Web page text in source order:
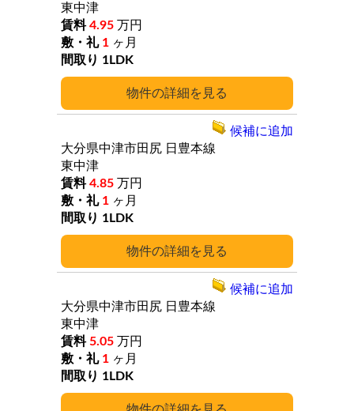
詳細
東中津
4.95 万円
1 ヶ月
1LDK
詳細
大分県中津市田尻 日豊本線
東中津
4.85 万円
1 ヶ月
1LDK
候補に追加
大分県中津市田尻 日豊本線
東中津
5.05 万円
1 ヶ月
1LDK
候補に追加